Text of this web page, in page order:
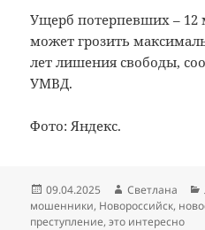
Ущерб потерпевших –
может грозить
лет лишения свободы,
УМВД.
Фото: Яндекс.
Опубликовано
09.04.2025 Автор
Светлана
мошенники, Новороссийск,
преступление,это интересно